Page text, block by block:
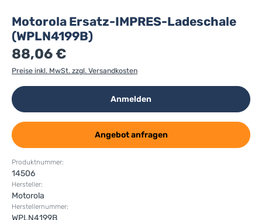
Motorola Ersatz-IMPRES-Ladeschale
(WPLN4199B)
88,06 €
Preise inkl. MwSt. zzgl. Versandkosten
Anmelden
Angebot anfragen
Produktnummer:
14506
Hersteller:
Motorola
Herstellernummer:
WPLN4199B